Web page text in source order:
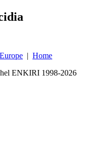
| Home
ENKIRI 1998-2026